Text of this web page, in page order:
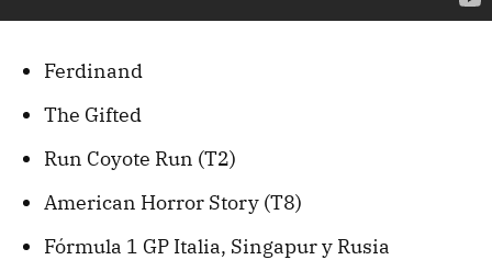
Ferdinand
The Gifted
Run Coyote Run (T2)
American Horror Story (T8)
Fórmula 1 GP Italia, Singapur y Rusia